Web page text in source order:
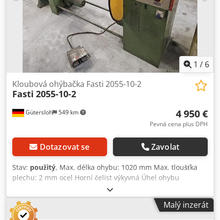
Rychlost osy X (mm/s): 400 Zdvih osy R (mm): 140 Dsdpfx
Aiewzqx Holsck Rychlost osy R (mm/s): 200 Zdvih osy Z
(mm): 1040 Rychlost osy Z (mm/s): 400 Výkon stroje (kW):
17,2 Rozměry (mm): 2090*1265*2290 Hmotnost (kg): 3500
1 / 6
Gütersloh 549 km
Kloubová ohýbačka Fasti 2055-10-2
Fasti 2055-10-2
4 950 €
Pevná cena plus DPH
Dotazovat se Zavolat
Stav: použitý, Max. délka ohybu: 1020 mm Max. tloušťka
plechu: 2 mm ocel Horní čelist výkyvná Úhel ohybu
nastavitelný přes potenciometr Dcodpfx Aoq T Ud Seilek
Zdvih předvolitelný pomocí stupnice Možnost ručního a
automatického ohýbacího režimu Hmotnost: cca 650 kg
Malý inzerát